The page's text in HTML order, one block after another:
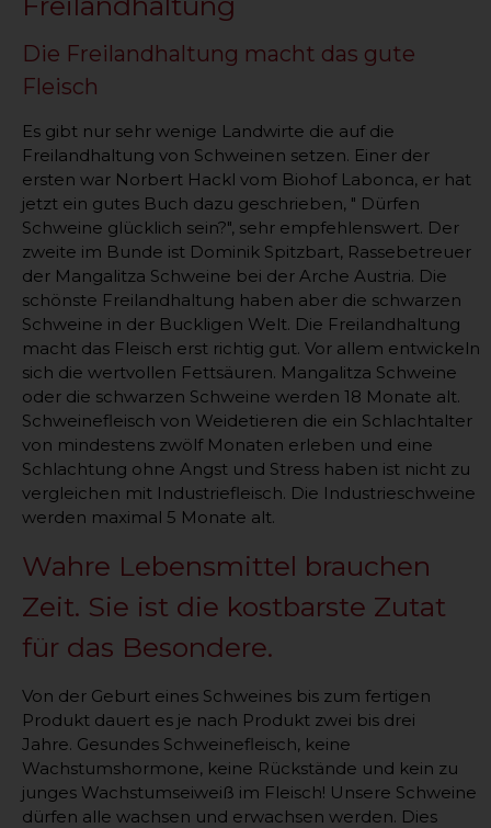
Die Freilandhaltung macht das gute
Fleisch
Es gibt nur sehr wenige Landwirte die auf die
Freilandhaltung von Schweinen setzen. Einer der
ersten war Norbert Hackl vom Biohof Labonca, er hat
jetzt ein gutes Buch dazu geschrieben, " Dürfen
Schweine glücklich sein?", sehr empfehlenswert. Der
zweite im Bunde ist Dominik Spitzbart, Rassebetreuer
der Mangalitza Schweine bei der Arche Austria. Die
schönste Freilandhaltung haben aber die schwarzen
Schweine in der Buckligen Welt. Die Freilandhaltung
macht das Fleisch erst richtig gut. Vor allem entwickeln
sich die wertvollen Fettsäuren. Mangalitza Schweine
oder die schwarzen Schweine werden 18 Monate alt.
Schweinefleisch von Weidetieren die ein Schlachtalter
von mindestens zwölf Monaten erleben und eine
Schlachtung ohne Angst und Stress haben ist nicht zu
vergleichen mit Industriefleisch. Die Industrieschweine
werden maximal 5 Monate alt.
Wahre Lebensmittel brauchen
Zeit. Sie ist die kostbarste Zutat
für das Besondere.
Von der Geburt eines Schweines bis zum fertigen
Produkt dauert es je nach Produkt zwei bis drei
Jahre. Gesundes Schweinefleisch, keine
Wachstumshormone, keine Rückstände und kein zu
junges Wachstumseiweiß im Fleisch! Unsere Schweine
dürfen alle wachsen und erwachsen werden. Dies